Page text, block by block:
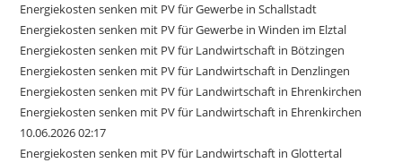
Energiekosten senken mit PV für Gewerbe in Schallstadt
Energiekosten senken mit PV für Gewerbe in Winden im Elztal
Energiekosten senken mit PV für Landwirtschaft in Bötzingen
Energiekosten senken mit PV für Landwirtschaft in Denzlingen
Energiekosten senken mit PV für Landwirtschaft in Ehrenkirchen
Energiekosten senken mit PV für Landwirtschaft in Ehrenkirchen
10.06.2026 02:17
Energiekosten senken mit PV für Landwirtschaft in Glottertal